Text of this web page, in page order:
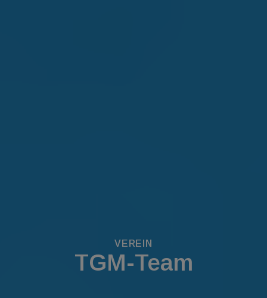
VEREIN
TGM-Team